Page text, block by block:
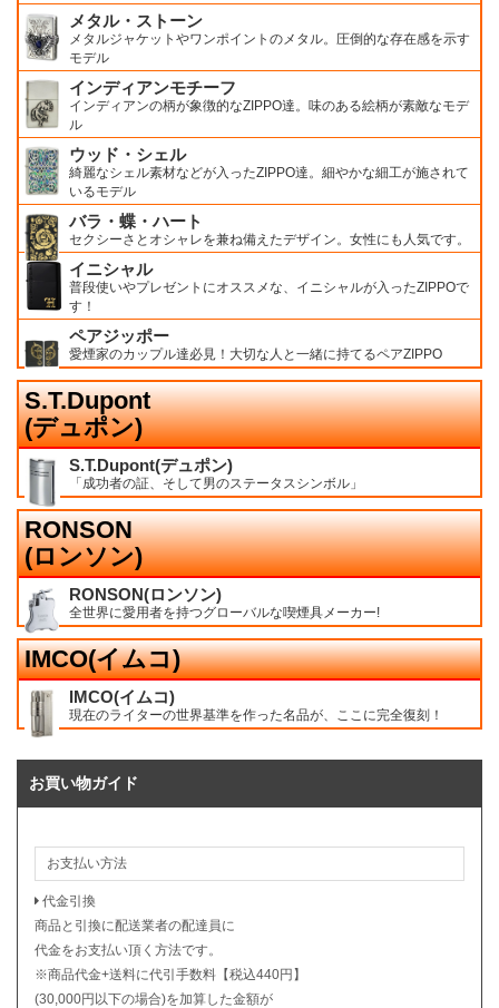
メタル・ストーン
メタルジャケットやワンポイントのメタル。圧倒的な存在感を示す
モデル
インディアンモチーフ
インディアンの柄が象徴的なZIPPO達。味のある絵柄が素敵なモデ
ル
ウッド・シェル
綺麗なシェル素材などが入ったZIPPO達。細やかな細工が施されて
いるモデル
バラ・蝶・ハート
セクシーさとオシャレを兼ね備えたデザイン。女性にも人気です。
イニシャル
普段使いやプレゼントにオススメな、イニシャルが入ったZIPPOで
す！
ペアジッポー
愛煙家のカップル達必見！大切な人と一緒に持てるペアZIPPO
S.T.Dupont
(デュポン)
S.T.Dupont(デュポン)
「成功者の証、そして男のステータスシンボル」
RONSON
(ロンソン)
RONSON(ロンソン)
全世界に愛用者を持つグローバルな喫煙具メーカー!
IMCO(イムコ)
IMCO(イムコ)
現在のライターの世界基準を作った名品が、ここに完全復刻！
お買い物ガイド
お支払い方法
代金引換
商品と引換に配送業者の配達員に
代金をお支払い頂く方法です。
※商品代金+送料に代引手数料【税込440円】
(30,000円以下の場合)を加算した金額が